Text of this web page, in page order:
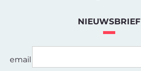
NIEUWSBRIEF
email